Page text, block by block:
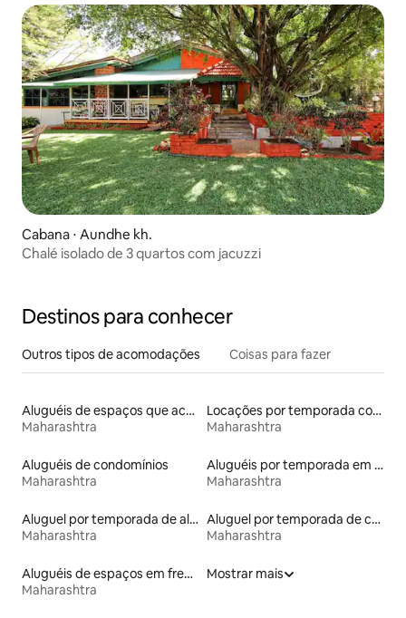
Cabana ⋅ Aundhe kh.
Chalé isolado de 3 quartos com jacuzzi
Destinos para conhecer
Outros tipos de acomodações Coisas para fazer
Aluguéis de espaços que aceitam animais de estimação
Maharashtra
Locações por temporada com piscina
Maharashtra
Aluguéis de condomínios
Maharashtra
Aluguéis por temporada em hotéis-fazenda
Maharashtra
Aluguel por temporada de alojamentos ecológicos
Maharashtra
Aluguel por temporada de casas de veraneio
Maharashtra
Aluguéis de espaços em frente à praia
Maharashtra
Mostrar mais